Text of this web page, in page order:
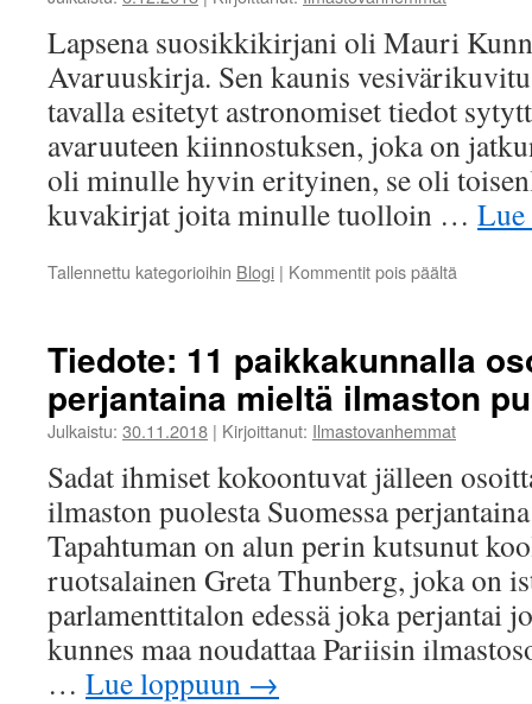
Lapsena suosikkikirjani oli Mauri
Avaruuskirja. Sen kaunis
tavalla esitetyt astronomiset tiedot
avaruuteen kiinnostuksen, joka on
oli minulle hyvin erityinen, se oli
kuvakirjat joita minulle tuolloin …
Tallennettu kategorioihin Blogi | Kommentit pois päältä
Tiedote: 11 paikkakunnalla
perjantaina mieltä ilmaston
Julkaistu: 30.11.2018 | Kirjoittanut: Ilmastovanhemmat
Sadat ihmiset kokoontuvat jälleen
ilmaston puolesta Suomessa
Tapahtuman on alun perin kutsunut
ruotsalainen Greta Thunberg, joka on
parlamenttitalon edessä joka perjantai
kunnes maa noudattaa Pariisin
… Lue loppuun →